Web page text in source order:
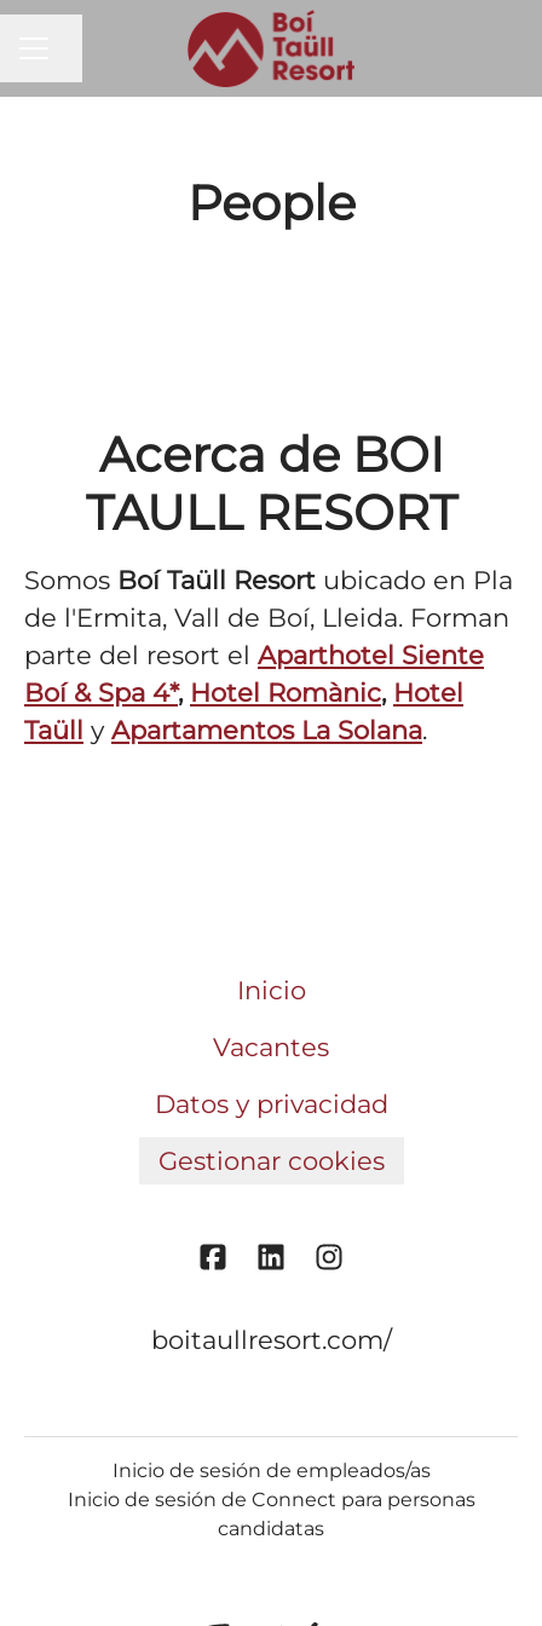
MENÚ DE EMPLEO
Compartir página
People
Acerca de BOI
TAULL RESORT
Somos Boí Taüll Resort ubicado en Pla
de l'Ermita, Vall de Boí, Lleida. Forman
parte del resort el Aparthotel Siente
Boí & Spa 4*, Hotel Romànic, Hotel
Taüll y Apartamentos La Solana.
Inicio
Vacantes
Datos y privacidad
Gestionar cookies
boitaullresort.com/
Inicio de sesión de empleados/as
Inicio de sesión de Connect para personas
candidatas